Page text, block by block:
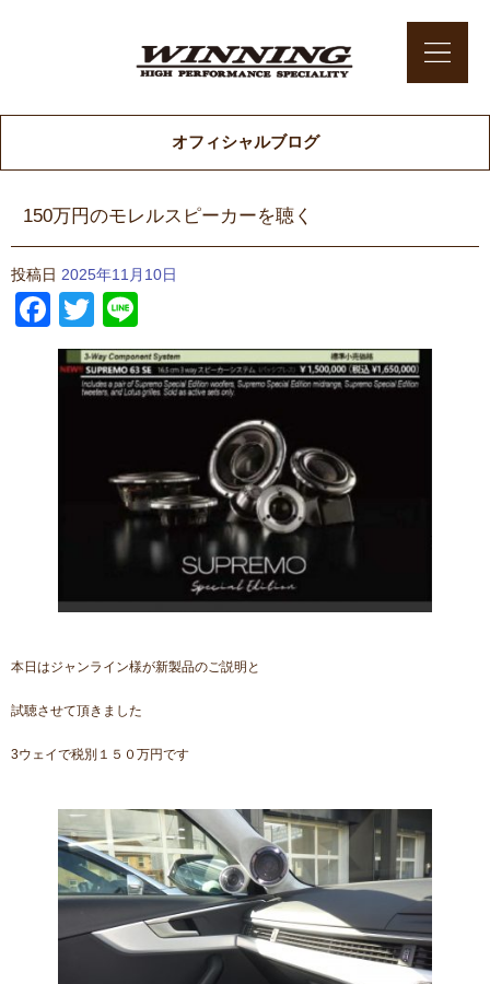
オフィシャルブログ
150万円のモレルスピーカーを聴く
投稿日 2025年11月10日
Facebook
Twitter
本日はジャンライン様が新製品のご説明と
試聴させて頂きました
3ウェイで税別１５０万円です